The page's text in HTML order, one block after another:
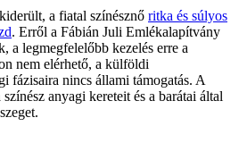
a fiatal színésznő ritka és súlyos
. Erről a Fábián Juli Emlékalapítvány
a legmegfelelőbb kezelés erre a
nem elérhető, a külföldi
fázisaira nincs állami támogatás. A
anyagi kereteit és a barátai által